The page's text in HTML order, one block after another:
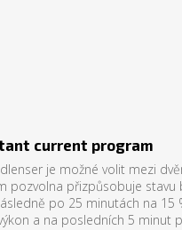
current program
je možné volit mezi
pozvolna přizpůsobuje
po 25 minutách na
a na posledních 5 minut